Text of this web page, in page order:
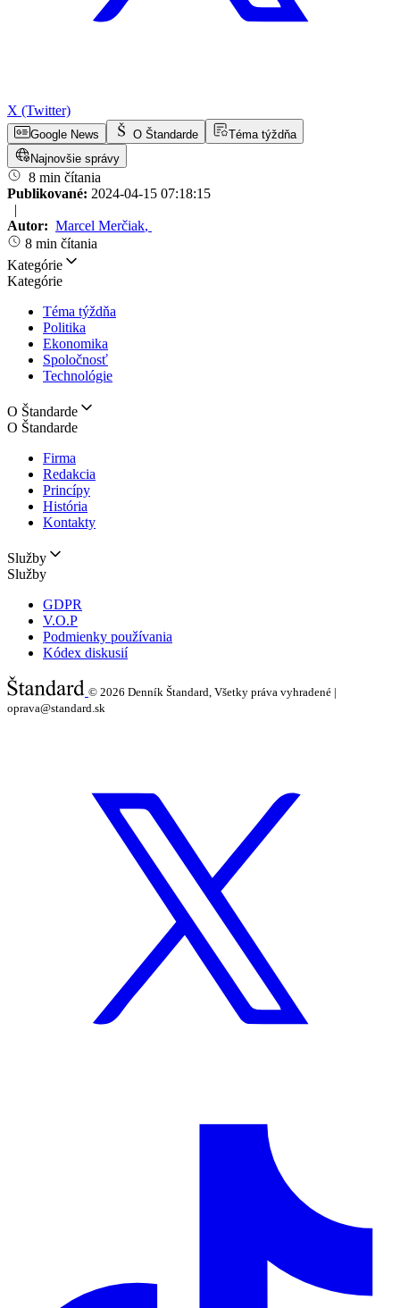
X (Twitter)
Google News O Štandarde
Téma týždňa
Najnovšie správy
8 min čítania
Publikované: 2024-04-15 07:18:15
|
Autor: Marcel Merčiak,
8 min čítania
Kategórie
Kategórie
Téma týždňa
Politika
Ekonomika
Spoločnosť
Technológie
O Štandarde
O Štandarde
Firma
Redakcia
Princípy
História
Kontakty
Služby
Služby
GDPR
V.O.P
Podmienky používania
Kódex diskusií
© 2026 Denník Štandard, Všetky práva vyhradené |
oprava@standard.sk